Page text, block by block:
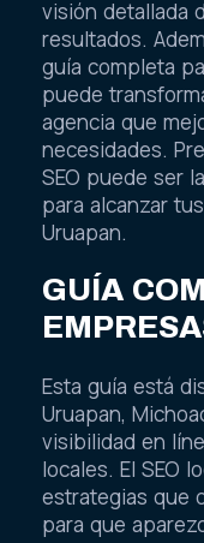
visión detallada
resultados.
guía completa
puede
agencia que
necesidades.
SEO puede ser
para alcanzar
Uruapan.
GUÍA
Esta guía está
Uruapan,
visibilidad en
locales. El SEO
estrategias que
para que